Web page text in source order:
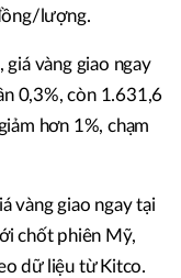
lượng.
vàng giao ngay
0,3%, còn 1.631,6
hơn 1%, chạm
vàng giao ngay tại
chốt phiên Mỹ,
dữ liệu từ Kitco.